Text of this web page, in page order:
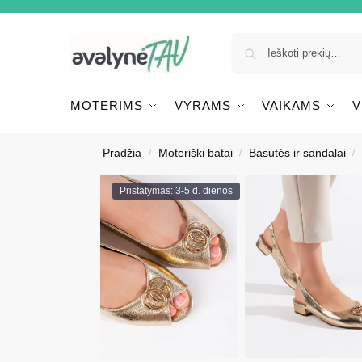
MOTERIMS VYRAMS VAIKAMS
Pradžia / Moteriški batai / Basutės ir sandalai /
Pristatymas: 3-5 d. dienos